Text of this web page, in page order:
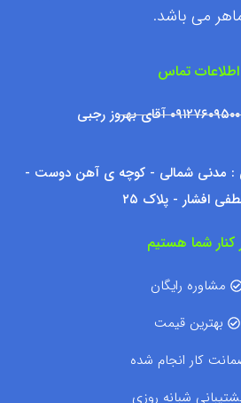
می باشد.
اطلاعات تماس
: مدنی شمالی - کوچه ی آهن دوست -
افشار - پلاک ۲۵
کنار شما هستیم
مشاوره رایگان
بهترین قیمت
کار انجام شده
شبانه روزی